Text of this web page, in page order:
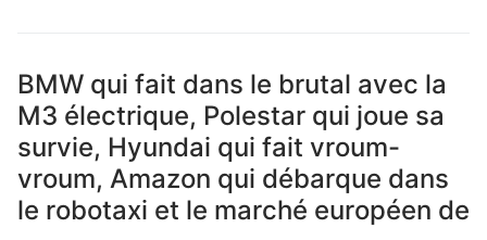
BMW qui fait dans le brutal avec la
M3 électrique, Polestar qui joue sa
survie, Hyundai qui fait vroum-
vroum, Amazon qui débarque dans
le robotaxi et le marché européen de